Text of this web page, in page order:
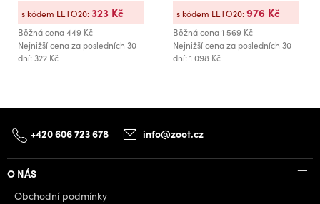
Běžná cena449 Kč
Nejnižší cena za posledních 30
dní: 322 Kč
s kódem LETO20:323 Kč
Běžná cena1 569 Kč
Nejnižší cena za posledních 30
dní: 1 098 Kč
s kódem LETO20:976 Kč
+420 606 723 678 info@zoot.cz
O NÁS
Obchodní podmínky